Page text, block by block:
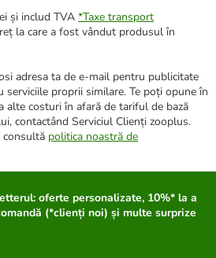
și includ TVA *Taxe transport
la care a fost vândut produsul în
adresa ta de e-mail pentru publicitate
serviciile proprii similare. Te poți opune în
alte costuri în afară de tariful de bază
contactând Serviciul Clienți zooplus.
politica noastră de
oferte personalizate, 10%* la a
(*clienți noi) și multe surprize